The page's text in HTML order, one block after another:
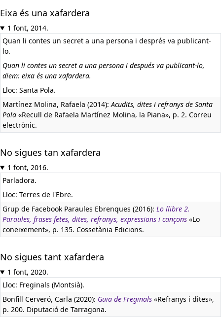
Eixa és una xafardera
1 font, 2014.
Quan li contes un secret a una persona i després va publicant-
lo.
Quan li contes un secret a una persona i después va publicant-lo,
diem: eixa és una xafardera.
Lloc: Santa Pola.
Martínez Molina, Rafaela (2014):Acudits, dites i refranys de Santa
Pola «Recull de Rafaela Martínez Molina, la Piana», p. 2. Correu
electrònic.
No sigues tan xafardera
1 font, 2016.
Parladora.
Lloc: Terres de l'Ebre.
Grup de Facebook Paraules Ebrenques (2016): Lo llibre 2.
Paraules, frases fetes, dites, refranys, expressions i cançons «Lo
coneixement», p. 135. Cossetània Edicions.
No sigues tant xafardera
1 font, 2020.
Lloc: Freginals (Montsià).
Bonfill Cerveró, Carla (2020): Guia de Freginals «Refranys i dites»,
p. 200. Diputació de Tarragona.